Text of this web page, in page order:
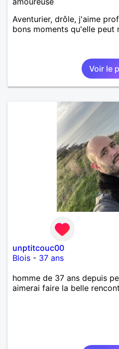
Aventurier, drôle, j'aime
bons moments qu'elle peut
Voir le
unptitcouc00
Blois - 37 ans
homme de 37 ans depuis
aimerai faire la belle